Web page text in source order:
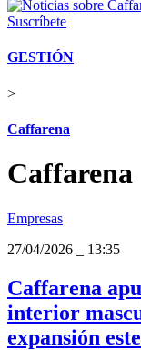
Suscríbete
GESTIÓN
>
Caffarena
Caffarena
Empresas
27/04/2026
13:35
Caffarena
interior
expansión